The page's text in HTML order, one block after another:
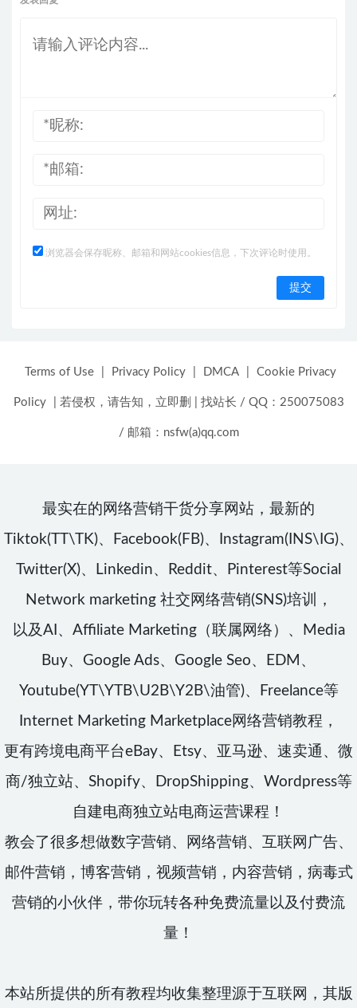
浏览器会保存昵称、邮箱和网站cookies信息，下次评论时使用。
Terms of Use Privacy Policy DMCA Cookie Privacy
Policy 若侵权，请告知，立即删 找站长 / QQ：250075083
/ 邮箱：nsfw(a)qq.com
最实在的网络营销干货分享网站，最新的
Tiktok(TT\TK)、Facebook(FB)、Instagram(INS\IG)、
Twitter(X)、Linkedin、Reddit、Pinterest等Social
Network marketing 社交网络营销(SNS)培训，
以及AI、Affiliate Marketing（联属网络）、Media
Buy、Google Ads、Google Seo、EDM、
Youtube(YT\YTB\U2B\Y2B\油管)、Freelance等
Internet Marketing Marketplace网络营销教程，
更有跨境电商平台eBay、Etsy、亚马逊、速卖通、微
商/独立站、Shopify、DropShipping、Wordpress等
自建电商独立站电商运营课程！
教会了很多想做数字营销、网络营销、互联网广告、
邮件营销，博客营销，视频营销，内容营销，病毒式
营销的小伙伴，带你玩转各种免费流量以及付费流
量！
本站所提供的所有教程均收集整理源于互联网，其版